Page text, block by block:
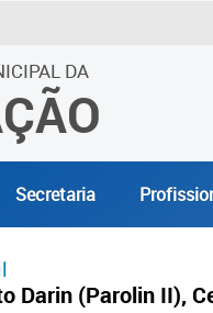
DA
Secretaria
Darin (Parolin II),